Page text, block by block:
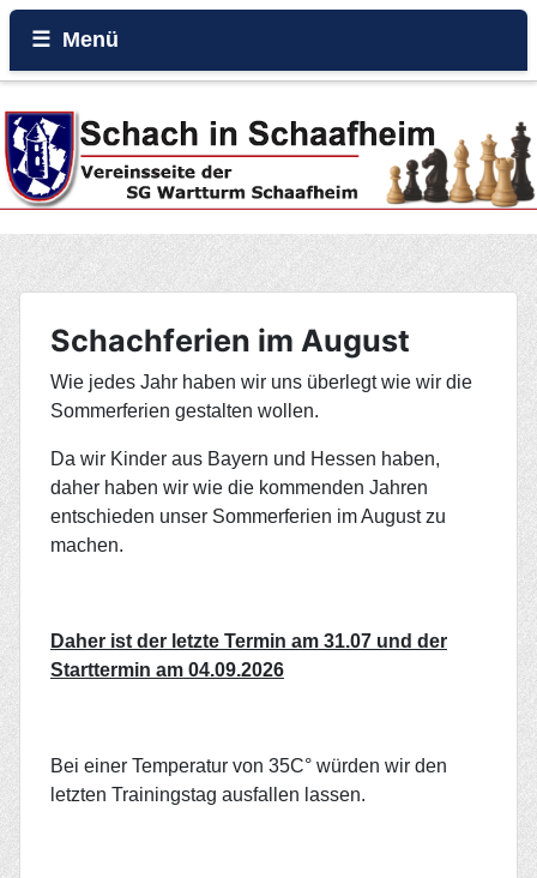
Menü
Beiträge
Galerie
Rund um den Wartturm
Schachferien im August
Wie jedes Jahr haben wir uns überlegt wie wir die
Sommerferien gestalten wollen.
Da wir Kinder aus Bayern und Hessen haben,
daher haben wir wie die kommenden Jahren
entschieden unser Sommerferien im August zu
machen.
Daher ist der letzte Termin am 31.07 und der
Starttermin am 04.09.2026
Bei einer Temperatur von 35C° würden wir den
letzten Trainingstag ausfallen lassen.